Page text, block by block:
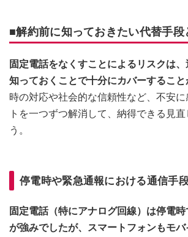
■解約前に知っておきたい代替手段
固定電話をなくすことによるリスクは
知っておくことで十分にカバーすること
時の対応や社会的な信頼性など、不安
トを一つずつ解消して、納得できる見
う。
停電時や緊急通報における通信手
固定電話（特にアナログ回線）は停電
が強みでしたが、スマートフォンもモ